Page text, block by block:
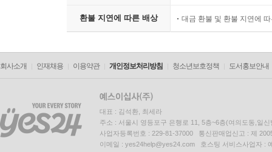
환불 지연에 따른 배상 대금 환불 및 환불 지연에
회사소개 인재채용 이용약관 개인정보처리방침 청소년보호정책 도서홍보안내
대표 : 김석환, 최세라
주소 : 서울시 영등포구 은행로 11, 5층~6층(여의도동,일신
사업자등록번호 : 229-81-37000 통신판매업신고 : 제
이메일 : yes24help@yes24.com 호스팅 서비스사업자 :